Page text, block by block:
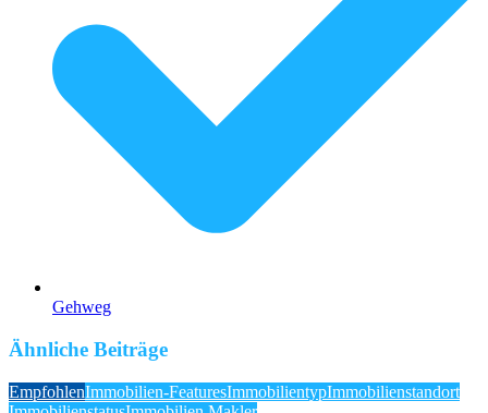
Gehweg
Ähnliche Beiträge
EmpfohlenImmobilien-FeaturesImmobilientypImmobilienstandort